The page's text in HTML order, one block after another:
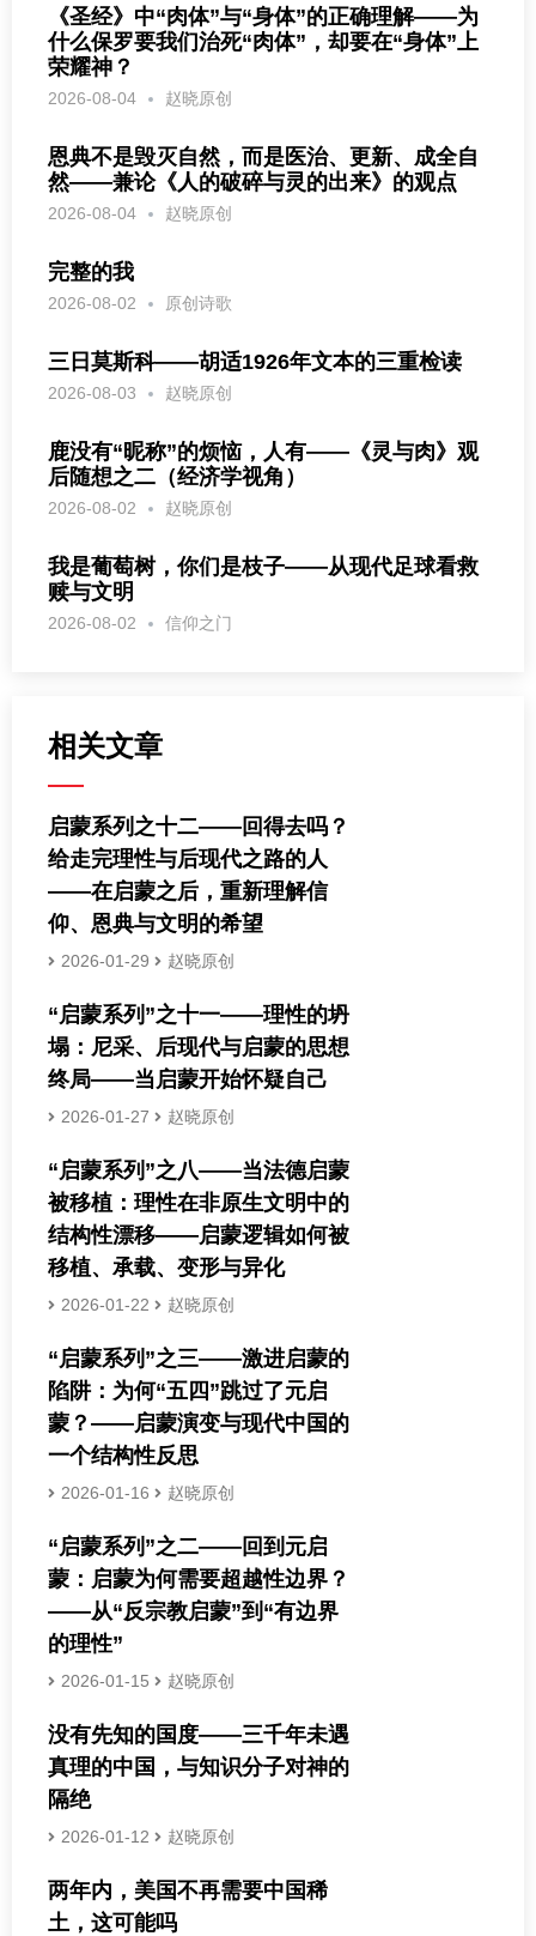
《圣经》中“肉体”与“身体”的正确理解——为
什么保罗要我们治死“肉体”，却要在“身体”上
荣耀神？
2026-08-04 赵晓原创
恩典不是毁灭自然，而是医治、更新、成全自
然——兼论《人的破碎与灵的出来》的观点
2026-08-04 赵晓原创
完整的我
2026-08-02 原创诗歌
三日莫斯科——胡适1926年文本的三重检读
2026-08-03 赵晓原创
鹿没有“昵称”的烦恼，人有——《灵与肉》观
后随想之二（经济学视角）
2026-08-02 赵晓原创
我是葡萄树，你们是枝子——从现代足球看救
赎与文明
2026-08-02 信仰之门
相关文章
启蒙系列之十二——回得去吗？
给走完理性与后现代之路的人
——在启蒙之后，重新理解信
仰、恩典与文明的希望
2026-01-29 赵晓原创
“启蒙系列”之十一——理性的坍
塌：尼采、后现代与启蒙的思想
终局——当启蒙开始怀疑自己
2026-01-27 赵晓原创
“启蒙系列”之八——当法德启蒙
被移植：理性在非原生文明中的
结构性漂移——启蒙逻辑如何被
移植、承载、变形与异化
2026-01-22 赵晓原创
“启蒙系列”之三——激进启蒙的
陷阱：为何“五四”跳过了元启
蒙？——启蒙演变与现代中国的
一个结构性反思
2026-01-16 赵晓原创
“启蒙系列”之二——回到元启
蒙：启蒙为何需要超越性边界？
——从“反宗教启蒙”到“有边界
的理性”
2026-01-15 赵晓原创
没有先知的国度——三千年未遇
真理的中国，与知识分子对神的
隔绝
2026-01-12 赵晓原创
两年内，美国不再需要中国稀
土，这可能吗